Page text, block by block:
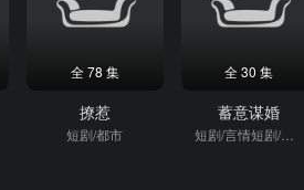
全 78 集
撩惹
短剧/都市
全 30 集
蓄意谋婚
短剧/言情短剧/逆袭